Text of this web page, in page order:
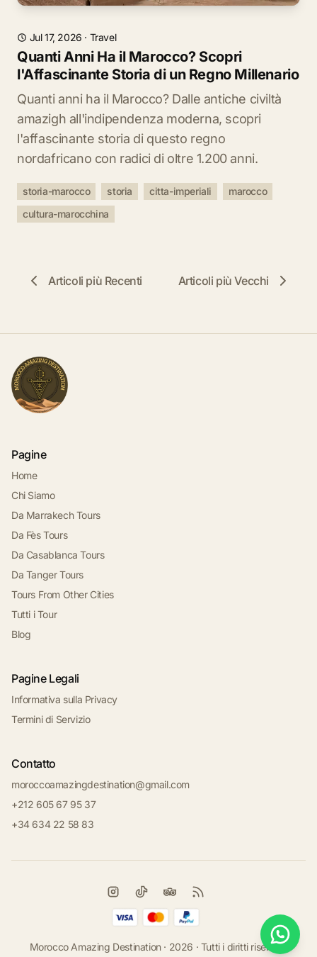
Jul 17, 2026 · Travel
Quanti Anni Ha il Marocco? Scopri
l'Affascinante Storia di un Regno Millenario
Quanti anni ha il Marocco? Dalle antiche civiltà
amazigh all'indipendenza moderna, scopri
l'affascinante storia di questo regno
nordafricano con radici di oltre 1.200 anni.
storia-marocco storia citta-imperiali
marocco
cultura-marocchina
Articoli più Recenti Articoli più Vecchi
Pagine
Home
Chi Siamo
Da Marrakech Tours
Da Fès Tours
Da Casablanca Tours
Da Tanger Tours
Tours From Other Cities
Tutti i Tour
Blog
Pagine Legali
Informativa sulla Privacy
Termini di Servizio
Contatto
moroccoamazingdestination@gmail.com
+212 605 67 95 37
+34 634 22 58 83
Morocco Amazing Destination · 2026 · Tutti i diritti riservati.